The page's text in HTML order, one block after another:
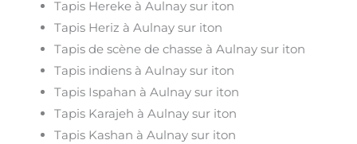
Tapis Hereke à Aulnay sur iton
Tapis Heriz à Aulnay sur iton
Tapis de scène de chasse à Aulnay sur iton
Tapis indiens à Aulnay sur iton
Tapis Ispahan à Aulnay sur iton
Tapis Karajeh à Aulnay sur iton
Tapis Kashan à Aulnay sur iton